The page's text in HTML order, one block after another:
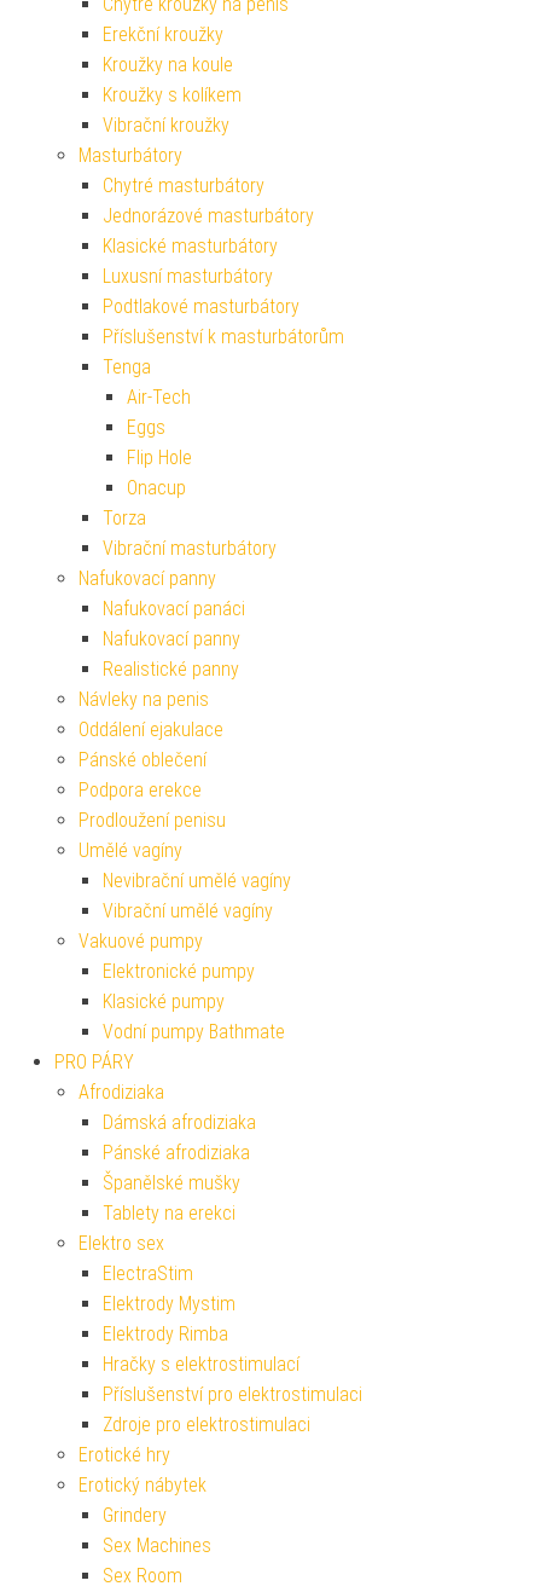
Erekční kroužky
Kroužky na koule
Kroužky s kolíkem
Vibrační kroužky
Masturbátory
Chytré masturbátory
Jednorázové masturbátory
Klasické masturbátory
Luxusní masturbátory
Podtlakové masturbátory
Příslušenství k masturbátorům
Tenga
Air-Tech
Eggs
Flip Hole
Onacup
Torza
Vibrační masturbátory
Nafukovací panny
Nafukovací panáci
Nafukovací panny
Realistické panny
Návleky na penis
Oddálení ejakulace
Pánské oblečení
Podpora erekce
Prodloužení penisu
Umělé vagíny
Nevibrační umělé vagíny
Vibrační umělé vagíny
Vakuové pumpy
Elektronické pumpy
Klasické pumpy
Vodní pumpy Bathmate
PRO PÁRY
Afrodiziaka
Dámská afrodiziaka
Pánské afrodiziaka
Španělské mušky
Tablety na erekci
Elektro sex
ElectraStim
Elektrody Mystim
Elektrody Rimba
Hračky s elektrostimulací
Příslušenství pro elektrostimulaci
Zdroje pro elektrostimulaci
Erotické hry
Erotický nábytek
Grindery
Sex Machines
Sex Room